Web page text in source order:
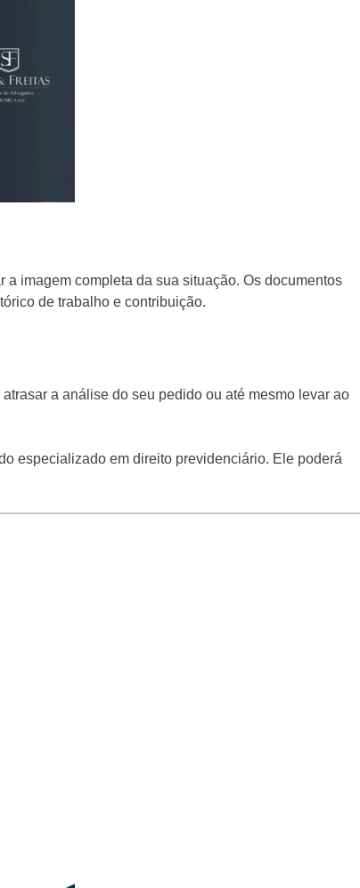
imagem completa da sua situação. Os documentos
de trabalho e contribuição.
a análise do seu pedido ou até mesmo levar ao
especializado em direito previdenciário. Ele poderá